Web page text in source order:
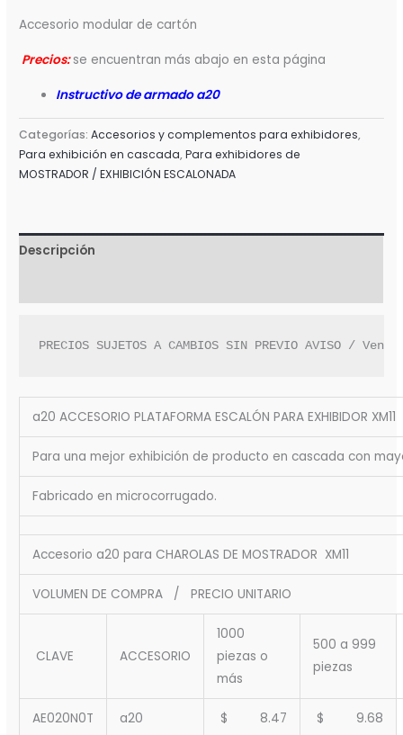
Accesorio modular de cartón
Precios:se encuentran más abajo en esta página
Instructivo de armado a20
Categorías:Accesorios y complementos para exhibidores,
Para exhibición en cascada,Para exhibidores de
MOSTRADOR / EXHIBICIÓN ESCALONADA
Descripción
PRECIOS SUJETOS A CAMBIOS SIN PREVIO AVISO /
a20 ACCESORIO PLATAFORMA ESCALÓN PARA EXHIBIDOR XM11
Para una mejor exhibición de producto en cascada con
Fabricado en microcorrugado.
Accesorio a20 para CHAROLAS DE MOSTRADOR XM11
VOLUMEN DE COMPRA / PRECIO UNITARIO
CLAVE ACCESORIO
1000
piezas o
más
500 a 999
piezas
AE020N0T a20 $ 8.47 $ 9.68